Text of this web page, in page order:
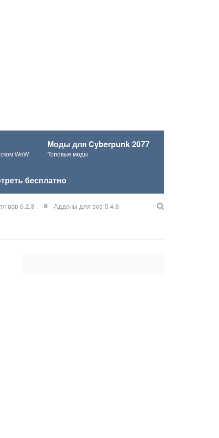
WoW
Моды для Cyberpunk 2077
Топовые моды
бесплатно
вов 6.2.3 Аддоны для вов 5.4.8